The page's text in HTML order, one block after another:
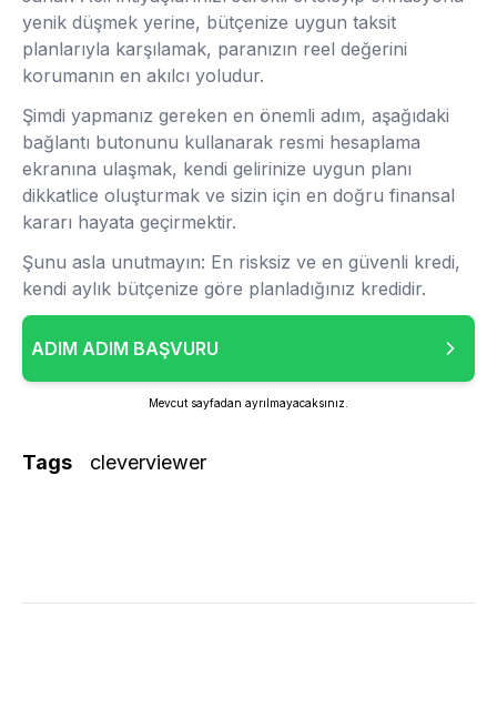
yenik düşmek yerine, bütçenize uygun taksit
planlarıyla karşılamak, paranızın reel değerini
korumanın en akılcı yoludur.
Şimdi yapmanız gereken en önemli adım, aşağıdaki
bağlantı butonunu kullanarak resmi hesaplama
ekranına ulaşmak, kendi gelirinize uygun planı
dikkatlice oluşturmak ve sizin için en doğru finansal
kararı hayata geçirmektir.
Şunu asla unutmayın: En risksiz ve en güvenli kredi,
kendi aylık bütçenize göre planladığınız kredidir.
ADIM ADIM BAŞVURU
Mevcut sayfadan ayrılmayacaksınız.
Tags cleverviewer